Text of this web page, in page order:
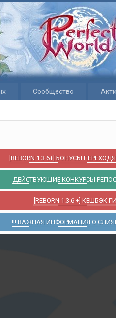
Сообщество
[REBORN 1.3.6+] БОНУСЫ
ДЕЙСТВУЮЩИЕ КОНКУРСЫ
[REBORN 1.3.6 +] КЕШБЭК
!!! ВАЖНАЯ ИНФОРМАЦИЯ О